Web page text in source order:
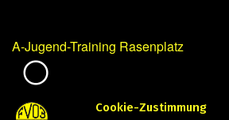
Cookie-Zustimmung
A-Jugend-Training Rasenplatz